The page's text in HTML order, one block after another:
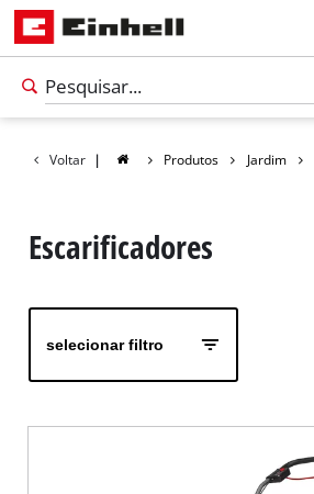
Voltar | Produtos Jardim
Escarificadores
selecionar filtro